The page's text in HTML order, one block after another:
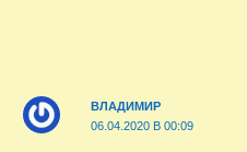
ВЛАДИМИР
06.04.2020 В 00:09